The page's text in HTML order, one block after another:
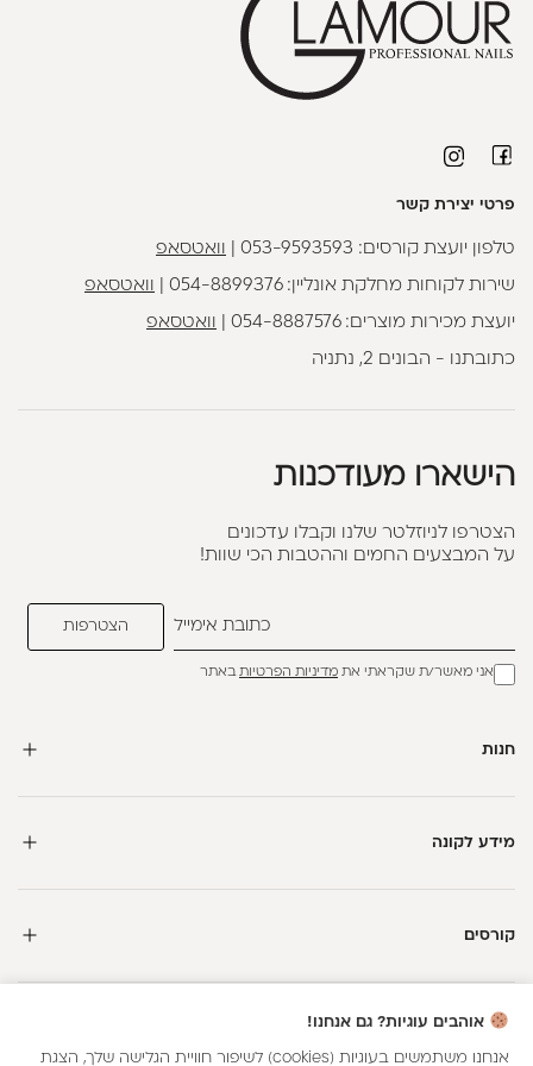
פרטי יצירת קשר
טלפון יועצת קורסים: 053-9593593 וואטסאפ
שירות לקוחות מחלקת אונליין:054-8899376 וואטסאפ
יועצת מכירות מוצרים:054-8887576 וואטסאפ
כתובתנו - הבונים 2, נתניה
הישארו מעודכנות
הצטרפו לניוזלטר שלנו וקבלו עדכונים
על המבצעים החמים וההטבות הכי שוות!
אני מאשר/ת שקראתי את מדיניות הפרטיותבאתר
חנות
מידע לקונה
קורסים
אוהבים עוגיות? גם אנחנו!
אנחנו משתמשים בעוגיות (cookies) לשיפור חוויית הגלישה שלך, הצגת